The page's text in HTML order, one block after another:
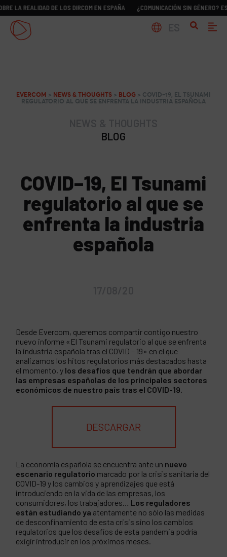
REALIDAD DE LOS DIRCOM EN ESPAÑA ¿COMUNICACIÓN SIN GÉNERO?
EVERCOM > NEWS & THOUGHTS > BLOG > COVID–19, EL TSUNAMI
REGULATORIO AL QUE SE ENFRENTA LA INDUSTRIA ESPAÑOLA
BLOG
COVID–19, El Tsunami
regulatorio al que se
enfrenta la industria
española
Desde Evercom, queremos compartir contigo nuestro
nuevo informe «El Tsunami regulatorio al que se enfrenta
la industria española tras el COVID – 19» en el que
analizamos los hitos regulatorios más destacados hasta
el momento, y los desafíos que tendrán que abordar
las empresas españolas de los principales sectores
económicos de nuestro país tras el COVID-19.
DESCARGAR
La economía española se encuentra ante un nuevo
escenario regulatorio marcado por la crisis sanitaria del
COVID-19 y los cambios y aprendizajes que está
introduciendo en la vida de las empresas, los
consumidores, los trabajadores… Los reguladores
están estudiando ya atentamente no sólo las medidas
de desconfinamiento de esta crisis sino los cambios
regulatorios que los desafíos de esta pandemia podría
exigir introducir en los próximos meses.